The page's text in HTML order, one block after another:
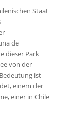
Staat
de
dieser Park
von der
ist
einem der
einer in Chile